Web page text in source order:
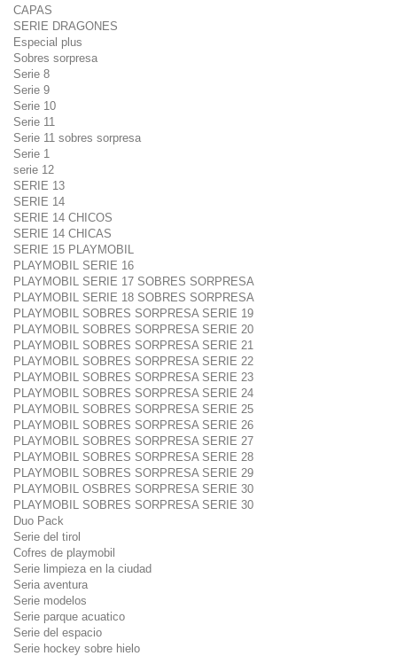
CAPAS
SERIE DRAGONES
Especial plus
Sobres sorpresa
Serie 8
Serie 9
Serie 10
Serie 11
Serie 11 sobres sorpresa
Serie 1
serie 12
SERIE 13
SERIE 14
SERIE 14 CHICOS
SERIE 14 CHICAS
SERIE 15 PLAYMOBIL
PLAYMOBIL SERIE 16
PLAYMOBIL SERIE 17 SOBRES SORPRESA
PLAYMOBIL SERIE 18 SOBRES SORPRESA
PLAYMOBIL SOBRES SORPRESA SERIE 19
PLAYMOBIL SOBRES SORPRESA SERIE 20
PLAYMOBIL SOBRES SORPRESA SERIE 21
PLAYMOBIL SOBRES SORPRESA SERIE 22
PLAYMOBIL SOBRES SORPRESA SERIE 23
PLAYMOBIL SOBRES SORPRESA SERIE 24
PLAYMOBIL SOBRES SORPRESA SERIE 25
PLAYMOBIL SOBRES SORPRESA SERIE 26
PLAYMOBIL SOBRES SORPRESA SERIE 27
PLAYMOBIL SOBRES SORPRESA SERIE 28
PLAYMOBIL SOBRES SORPRESA SERIE 29
PLAYMOBIL OSBRES SORPRESA SERIE 30
PLAYMOBIL SOBRES SORPRESA SERIE 30
Duo Pack
Serie del tirol
Cofres de playmobil
Serie limpieza en la ciudad
Seria aventura
Serie modelos
Serie parque acuatico
Serie del espacio
Serie hockey sobre hielo